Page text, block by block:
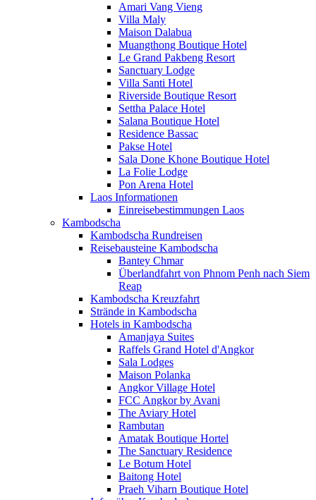
Amari Vang Vieng
Villa Maly
Maison Dalabua
Muangthong Boutique Hotel
Le Grand Pakbeng Resort
Sanctuary Lodge
Villa Santi Hotel
Riverside Boutique Resort
Settha Palace Hotel
Salana Boutique Hotel
Residence Bassac
Pakse Hotel
Sala Done Khone Boutique Hotel
La Folie Lodge
Pon Arena Hotel
Laos Informationen
Einreisebestimmungen Laos
Kambodscha
Kambodscha Rundreisen
Reisebausteine Kambodscha
Bantey Chmar
Überlandfahrt von Phnom Penh nach Siem
Reap
Kambodscha Kreuzfahrt
Strände in Kambodscha
Hotels in Kambodscha
Amanjaya Suites
Raffels Grand Hotel d'Angkor
Sala Lodges
Maison Polanka
Angkor Village Hotel
FCC Angkor by Avani
The Aviary Hotel
Rambutan
Amatak Boutique Hortel
The Sanctuary Residence
Le Botum Hotel
Baitong Hotel
Praeh Viharn Boutique Hotel